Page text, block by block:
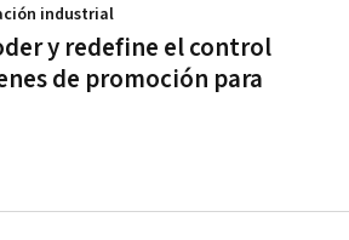
y redefine el control
de promoción para
industrial